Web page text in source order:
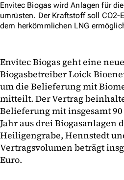
Envitec Biogas wird Anlagen für
umrüsten. Der Kraftstoff soll CO2-
dem herkömmlichen LNG
Envitec Biogas geht eine
Biogasbetreiber Loick
um die Belieferung mit
mitteilt. Der Vertrag
Belieferung mit insgesamt
Jahr aus drei Biogasanlagen
Heiligengrabe, Hennstedt
Vertragsvolumen beträgt
Euro.